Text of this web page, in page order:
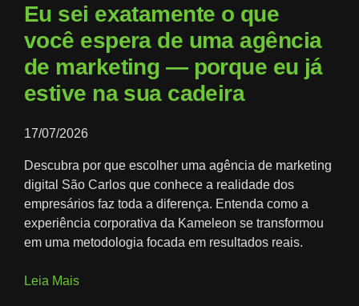
Eu sei exatamente o que
você espera de uma agência
de marketing — porque eu já
estive na sua cadeira
17/07/2026
Descubra por que escolher uma agência de marketing
digital São Carlos que conhece a realidade dos
empresários faz toda a diferença. Entenda como a
experiência corporativa da Kameleon se transformou
em uma metodologia focada em resultados reais.
Leia Mais